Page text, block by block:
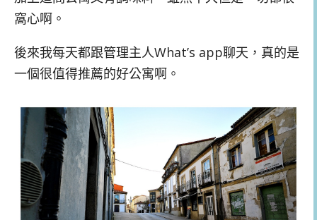
窩心啊。
後來我每天都跟管理主人What’s app聊天，真的是
一個很值得推薦的好公寓啊。